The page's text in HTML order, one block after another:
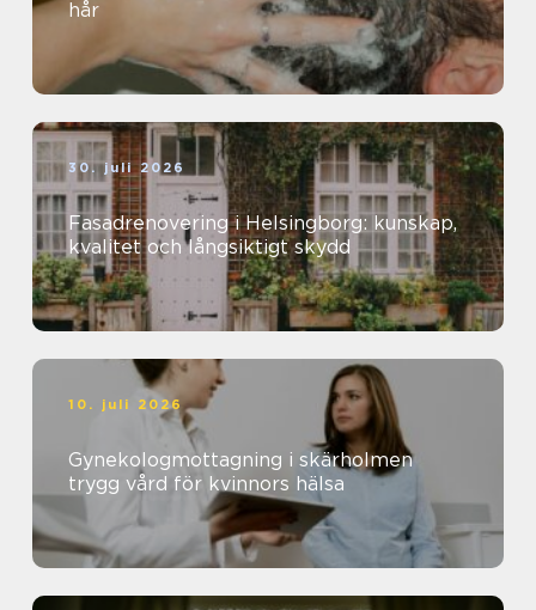
hår
30. juli 2026
Fasadrenovering i Helsingborg: kunskap,
kvalitet och långsiktigt skydd
10. juli 2026
Gynekologmottagning i skärholmen
trygg vård för kvinnors hälsa